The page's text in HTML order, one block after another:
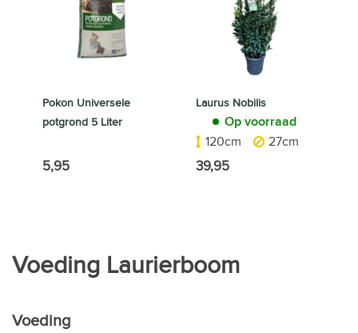
Pokon Universele
potgrond 5 Liter
5,95
Laurus Nobilis
Op voorraad
120cm
27cm
39,95
Voeding Laurierboom
Voeding